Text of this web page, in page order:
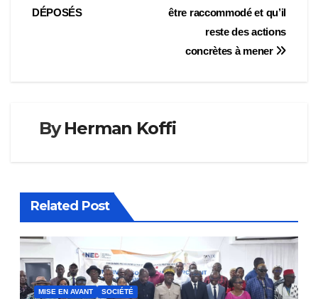
être raccommodé et qu’il
reste des actions
concrètes à mener
DÉPOSÉS
ByHerman Koffi
Related Post
MISE EN AVANT SOCIÉTÉ